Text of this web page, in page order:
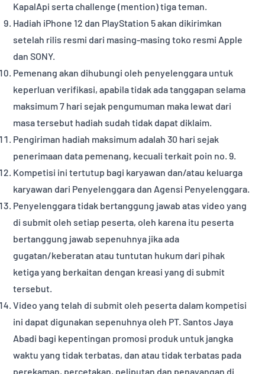
KapalApi serta challenge (mention) tiga teman.
Hadiah iPhone 12 dan PlayStation 5 akan dikirimkan
setelah rilis resmi dari masing-masing toko resmi Apple
dan SONY.
Pemenang akan dihubungi oleh penyelenggara untuk
keperluan verifikasi, apabila tidak ada tanggapan selama
maksimum 7 hari sejak pengumuman maka lewat dari
masa tersebut hadiah sudah tidak dapat diklaim.
Pengiriman hadiah maksimum adalah 30 hari sejak
penerimaan data pemenang, kecuali terkait poin no. 9.
Kompetisi ini tertutup bagi karyawan dan/atau keluarga
karyawan dari Penyelenggara dan Agensi Penyelenggara.
Penyelenggara tidak bertanggung jawab atas video yang
di submit oleh setiap peserta, oleh karena itu peserta
bertanggung jawab sepenuhnya jika ada
gugatan/keberatan atau tuntutan hukum dari pihak
ketiga yang berkaitan dengan kreasi yang di submit
tersebut.
Video yang telah di submit oleh peserta dalam kompetisi
ini dapat digunakan sepenuhnya oleh PT. Santos Jaya
Abadi bagi kepentingan promosi produk untuk jangka
waktu yang tidak terbatas, dan atau tidak terbatas pada
perekaman, percetakan, peliputan dan penayangan di